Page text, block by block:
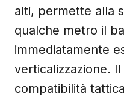
alti, permette alla
qualche metro il
immediatamente
verticalizzazione.
compatibilità